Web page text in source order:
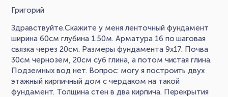
Григорий
Здравствуйте.Скажите у меня ленточный фундамент
ширина 60см глубина 1.50м. Арматура 16 по шаговая
связка через 20см. Размеры фундамента 9х17. Почва
30см чернозем, 20см суб глина, а потом чистая глина.
Подземных вод нет. Вопрос: могу я построить двух
этажный кирпичный дом с чердаком на такой
фундамент. Толщина стен в два кирпича. Перекрытия